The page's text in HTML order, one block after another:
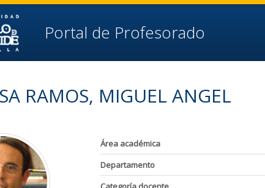
(alt + s)
c)
Portal de Profesorado
RAMOS, MIGUEL ANGEL
Área académica
Departamento